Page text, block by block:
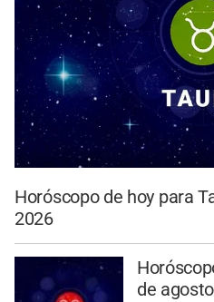
Horóscopo de hoy para
2026
de